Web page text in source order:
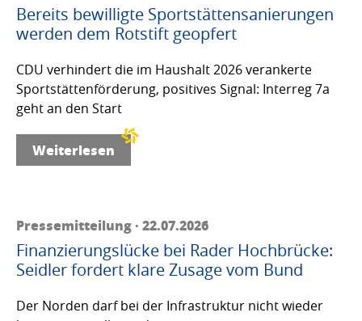
Bereits bewilligte Sportstättensanierungen
werden dem Rotstift geopfert
CDU verhindert die im Haushalt 2026 verankerte
Sportstättenförderung, positives Signal: Interreg 7a
geht an den Start
Weiterlesen
Pressemitteilung · 22.07.2026
Finanzierungslücke bei Rader Hochbrücke:
Seidler fordert klare Zusage vom Bund
Der Norden darf bei der Infrastruktur nicht wieder